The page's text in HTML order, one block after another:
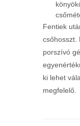
Fentiek
csőhosszt.
porszívó
ki lehet
megfelelő.